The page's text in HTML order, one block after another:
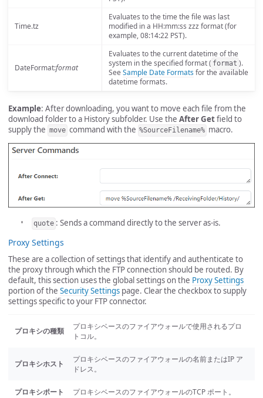
Time.tz
Evaluates to the time the file was last
modified in a HH:mm:ss zzz format (for
example, 08:14:22 PST).
DateFormat:format
Evaluates to the current datetime of the
system in the specified format ( format ).
SeeSample Date Formatsfor the available
datetime formats.
Example: After downloading, you want to move each file from the
download folder to a History subfolder. Use the After Getfield to
supply the move command with the %SourceFilename% macro.
quote : Sends a command directly to the server as-is.
Proxy Settings
These are a collection of settings that identify and authenticate to
the proxy through which the FTP connection should be routed. By
default, this section uses the global settings on the Proxy Settings
portion of the Security Settings page. Clear the checkbox to supply
settings specific to your FTP connector.
プロキシの種類
プロキシベースのファイアウォールで使用されるプロ
トコル。
プロキシホスト
プロキシベースのファイアウォールの名前またはIP ア
ドレス。
プロキシポート プロキシベースのファイアウォールのTCP ポート。